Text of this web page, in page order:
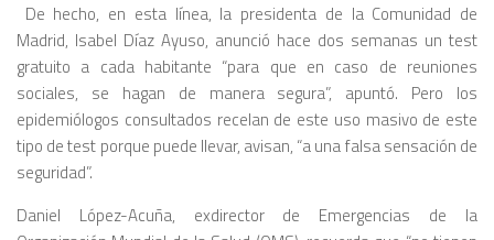
De hecho, en esta línea, la presidenta de la Comunidad de
Madrid, Isabel Díaz Ayuso, anunció hace dos semanas un test
gratuito a cada habitante “para que en caso de reuniones
sociales, se hagan de manera segura”, apuntó. Pero los
epidemiólogos consultados recelan de este uso masivo de este
tipo de test porque puede llevar, avisan, “a una falsa sensación de
seguridad”.
Daniel López-Acuña, exdirector de Emergencias de la